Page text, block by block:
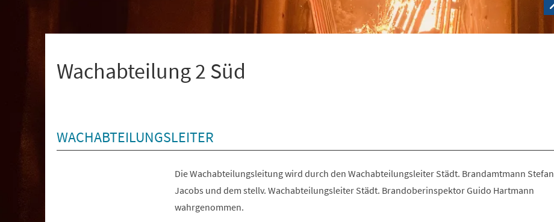
Wachabteilung 2 Süd
WACHABTEILUNGSLEITER
Die Wachabteilungsleitung wird durch den Wachabteilungsleiter Städt. Brandamtmann Stefan
Jacobs und dem stellv. Wachabteilungsleiter Städt. Brandoberinspektor Guido Hartmann
wahrgenommen.